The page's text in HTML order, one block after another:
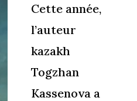
Cette année,
l’auteur
kazakh
Togzhan
Kassenova a